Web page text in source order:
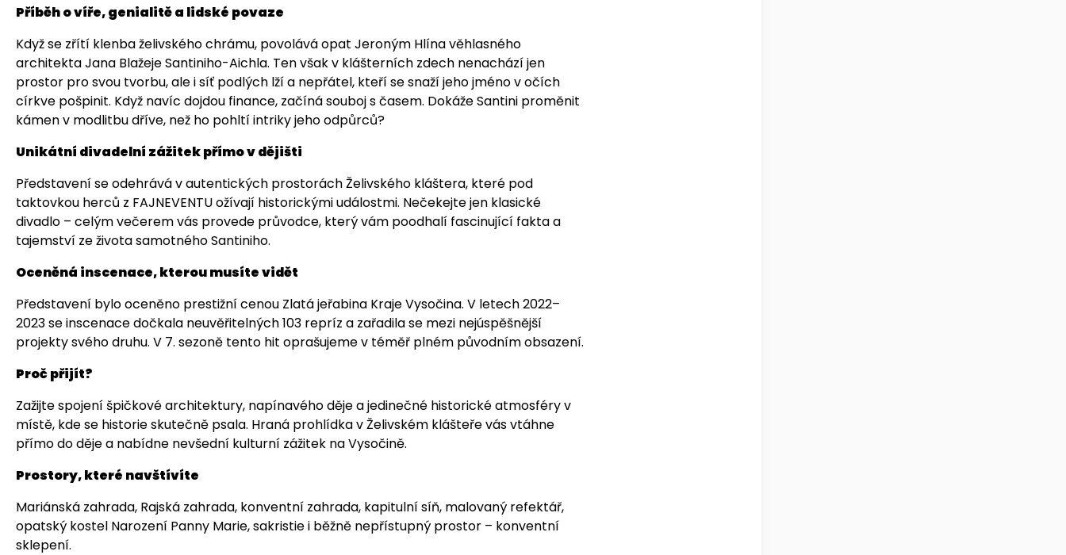
Příběh o víře, genialitě a lidské povaze
Když se zřítí klenba želivského chrámu, povolává opat Jeroným Hlína věhlasného
architekta Jana Blažeje Santiniho-Aichla. Ten však v klášterních zdech nenachází jen
prostor pro svou tvorbu, ale i síť podlých lží a nepřátel, kteří se snaží jeho jméno v očích
církve pošpinit. Když navíc dojdou finance, začíná souboj s časem. Dokáže Santini proměnit
kámen v modlitbu dříve, než ho pohltí intriky jeho odpůrců?
Unikátní divadelní zážitek přímo v dějišti
Představení se odehrává v autentických prostorách Želivského kláštera, které pod
taktovkou herců z FAJNEVENTU ožívají historickými událostmi. Nečekejte jen klasické
divadlo – celým večerem vás provede průvodce, který vám poodhalí fascinující fakta a
tajemství ze života samotného Santiniho.
Oceněná inscenace, kterou musíte vidět
Představení bylo oceněno prestižní cenou Zlatá jeřabina Kraje Vysočina. V letech 2022–
2023 se inscenace dočkala neuvěřitelných 103 repríz a zařadila se mezi nejúspěšnější
projekty svého druhu. V 7. sezoně tento hit oprašujeme v téměř plném původním obsazení.
Proč přijít?
Zažijte spojení špičkové architektury, napínavého děje a jedinečné historické atmosféry v
místě, kde se historie skutečně psala. Hraná prohlídka v Želivském klášteře vás vtáhne
přímo do děje a nabídne nevšední kulturní zážitek na Vysočině.
Prostory, které navštívíte
Mariánská zahrada, Rajská zahrada, konventní zahrada, kapitulní síň, malovaný refektář,
opatský kostel Narození Panny Marie, sakristie i běžně nepřístupný prostor – konventní
sklepení.